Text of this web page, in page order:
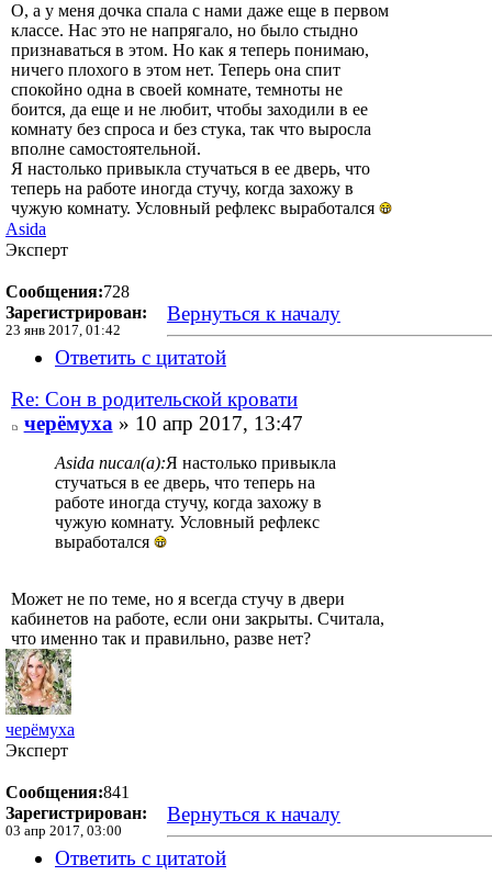
О, а у меня дочка спала с нами даже еще в первом
классе. Нас это не напрягало, но было стыдно
признаваться в этом. Но как я теперь понимаю,
ничего плохого в этом нет. Теперь она спит
спокойно одна в своей комнате, темноты не
боится, да еще и не любит, чтобы заходили в ее
комнату без спроса и без стука, так что выросла
вполне самостоятельной.
Я настолько привыкла стучаться в ее дверь, что
теперь на работе иногда стучу, когда захожу в
чужую комнату. Условный рефлекс выработался
Asida
Эксперт
Сообщения:728
Зарегистрирован:
23 янв 2017, 01:42
Вернуться к началу
Ответить с цитатой
Re: Сон в родительской кровати
черёмуха» 10 апр 2017, 13:47
Asida писал(а):Я настолько привыкла
стучаться в ее дверь, что теперь на
работе иногда стучу, когда захожу в
чужую комнату. Условный рефлекс
выработался
Может не по теме, но я всегда стучу в двери
кабинетов на работе, если они закрыты. Считала,
что именно так и правильно, разве нет?
черёмуха
Эксперт
Сообщения:841
Зарегистрирован:
03 апр 2017, 03:00
Вернуться к началу
Ответить с цитатой